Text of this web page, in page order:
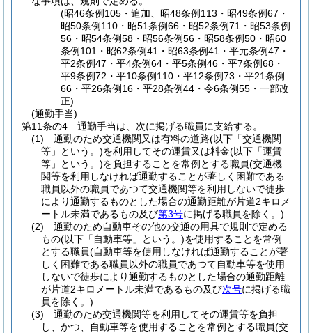
(昭46条例105・追加、昭48条例113・昭49条例67・
昭50条例110・昭51条例66・昭52条例71・昭53条例
56・昭54条例58・昭56条例56・昭58条例50・昭60
条例101・昭62条例41・昭63条例41・平元条例47・
平2条例47・平4条例64・平5条例46・平7条例68・
平9条例72・平10条例110・平12条例73・平21条例
66・平26条例16・平28条例44・令6条例55・一部改
正)
(通勤手当)
第11条の4
通勤手当は、次に掲げる職員に支給する。
(1)
通勤のため交通機関又は有料の道路(以下「交通機関
等」という。)を利用してその運賃又は料金(以下「運賃
等」という。)を負担することを常例とする職員(交通機
関等を利用しなければ通勤することが著しく困難である
職員以外の職員であつて交通機関等を利用しないで徒歩
により通勤するものとした場合の通勤距離が片道2キロメ
ートル未満であるもの及び第3号に掲げる職員を除く。)
(2)
通勤のため自動車その他の交通の用具で規則で定める
もの(以下「自動車等」という。)を使用することを常例
とする職員(自動車等を使用しなければ通勤することが著
しく困難である職員以外の職員であつて自動車等を使用
しないで徒歩により通勤するものとした場合の通勤距離
が片道2キロメートル未満であるもの及び次号に掲げる職
員を除く。)
(3)
通勤のため交通機関等を利用してその運賃等を負担
し、かつ、自動車等を使用することを常例とする職員(交